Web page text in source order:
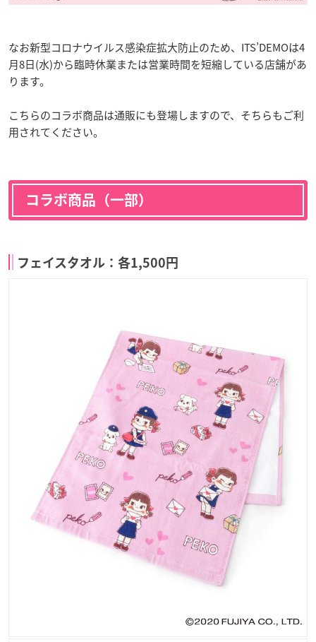
なお新型コロナウイルス感染症拡大防止のため、ITS’DEMOは4
月8日(水)から臨時休業または営業時間を短縮している店舗があ
ります。
こちらのコラボ商品は通販にも登場しますので、そちらもご利
用されてください。
コラボ商品（一部）
フェイスタオル：各1,500円